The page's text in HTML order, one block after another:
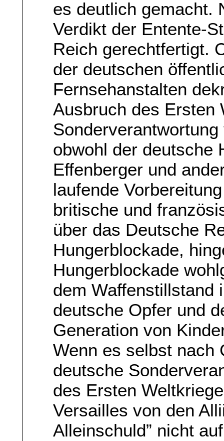
es deutlich gemacht.
Verdikt der Entente-
Reich gerechtfertigt.
der deutschen
Fernsehanstalten
Ausbruch des Ersten
obwohl der deutsche
Effenberger und
laufende
britische und
über das Deutsche
Hungerblockade,
Hungerblockade
dem Waffenstillstand
deutsche Opfer und
Generation von
Wenn es selbst nach
deutsche
des Ersten
Versailles von den
Alleinschuld” nicht